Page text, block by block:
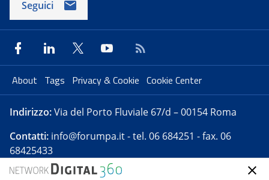
Seguici
About Tags Privacy & Cookie Cookie Center
Indirizzo:Via del Porto Fluviale 67/d – 00154 Roma
Contatti: info@forumpa.it- tel. 06 684251 - fax. 06
68425433